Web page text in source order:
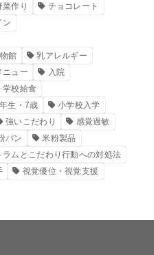
作り
チョコレート
ン
館
乳アレルギー
ニュー
入院
学校給食
生・7歳
小学校入学
強いこだわり
感覚過敏
パン
米粉製品
ラムとこだわり行動への対処法
視覚優位・視覚支援